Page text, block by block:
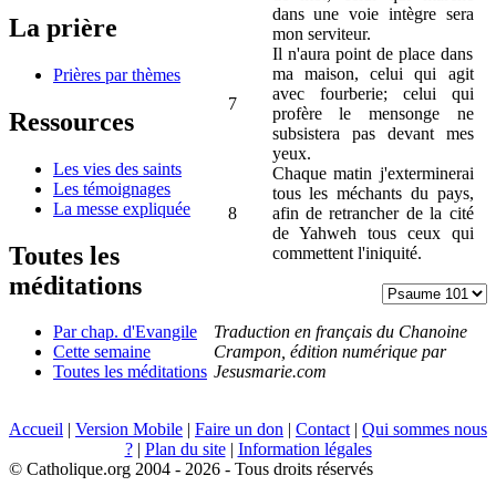
La prière
Prières par thèmes
Ressources
Les vies des saints
Les témoignages
La messe expliquée
Toutes les
méditations
Par chap. d'Evangile
Cette semaine
Toutes les méditations
dans une voie intègre sera
mon serviteur.
7
Il n'aura point de place dans
ma maison, celui qui agit
avec fourberie; celui qui
profère le mensonge ne
subsistera pas devant mes
yeux.
8
Chaque matin j'exterminerai
tous les méchants du pays,
afin de retrancher de la cité
de Yahweh tous ceux qui
commettent l'iniquité.
Traduction en français du Chanoine
Crampon, édition numérique par
Jesusmarie.com
Accueil | Version Mobile | Faire un don | Contact | Qui sommes nous
?| Plan du site| Information légales
© Catholique.org 2004 - 2026 - Tous droits réservés